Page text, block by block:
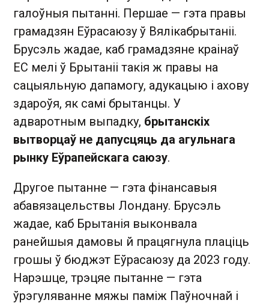
галоўныя пытанні. Першае — гэта правы
грамадзян Еўрасаюзу ў Вялікабрытаніі.
Брусэль жадае, каб грамадзяне краінаў
ЕС мелі ў Брытаніі такія ж правы на
сацыяльную дапамогу, адукацыю і ахову
здароўя, як самі брытанцы. У
адваротным выпадку, брытанскіх
вытворцаў не дапусцяць да агульнага
рынку Еўрапейскага саюзу.
Другое пытанне — гэта фінансавыя
абавязацельствы Лондану. Брусэль
жадае, каб Брытанія выконвала
ранейшыя дамовы й працягнула плаціць
грошы ў бюджэт Еўрасаюзу да 2023 году.
Нарэшце, трэцяе пытанне — гэта
ўрэгуляванне мяжы паміж Паўночнай і